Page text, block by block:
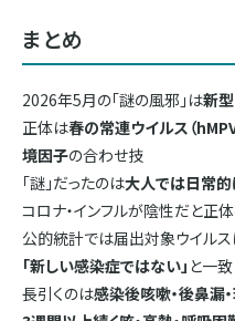
まとめ
2026年5月の「謎の風邪」は新
正体は春の常連ウイルス（
境因子の合わせ技
「謎」だったのは大人では日常
コロナ・インフルが陰性だと正
公的統計では届出対象ウイル
「新しい感染症ではない」 と一致
長引くのは感染後咳嗽・後鼻漏